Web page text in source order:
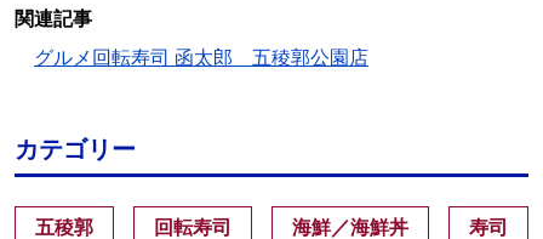
関連記事
グルメ回転寿司 函太郎 五稜郭公園店
カテゴリー
五稜郭 回転寿司 海鮮／海鮮丼 寿司